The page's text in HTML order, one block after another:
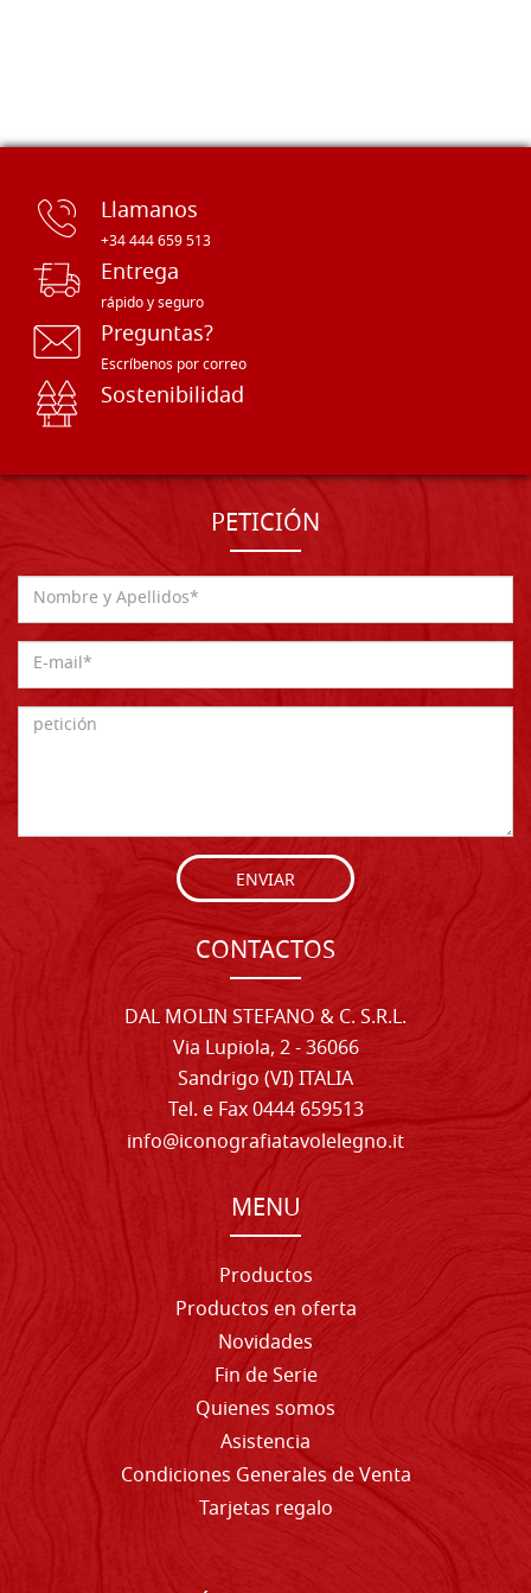
Llamanos
+34 444 659 513
Entrega
rápido y seguro
Preguntas?
Escríbenos por correo
Sostenibilidad
PETICIÓN
ENVIAR
CONTACTOS
DAL MOLIN STEFANO & C. S.R.L.
Via Lupiola, 2 - 36066
Sandrigo (VI) ITALIA
Tel. e Fax 0444 659513
info@iconografiatavolelegno.it
MENU
Productos
Productos en oferta
Novidades
Fin de Serie
Quienes somos
Asistencia
Condiciones Generales de Venta
Tarjetas regalo